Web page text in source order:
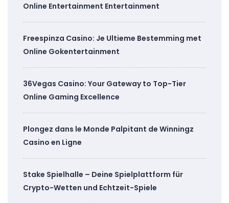
Online Entertainment Entertainment
Freespinza Casino: Je Ultieme Bestemming met
Online Gokentertainment
36Vegas Casino: Your Gateway to Top-Tier
Online Gaming Excellence
Plongez dans le Monde Palpitant de Winningz
Casino en Ligne
Stake Spielhalle – Deine Spielplattform für
Crypto-Wetten und Echtzeit-Spiele